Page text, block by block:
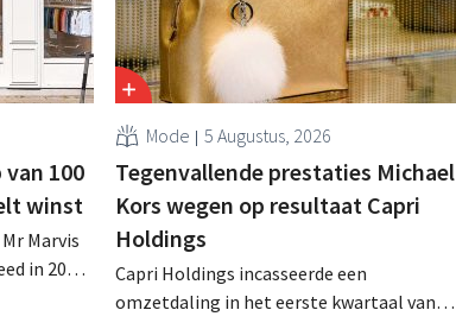
100
winst
Marvis
in 2025
Mode 5 Augustus, 2026
Tegenvallende prestaties Michael
Kors wegen op resultaat Capri
Holdings
Capri Holdings incasseerde een
omzetdaling in het eerste kwartaal van